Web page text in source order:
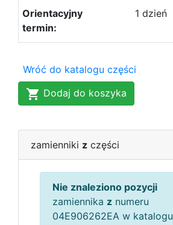
1 dzień
Wróć do katalogu części
Dodaj do koszyka
zamienniki z części
Nie znaleziono pozycji
zamiennika z numeru
04E906262EA w katalogu